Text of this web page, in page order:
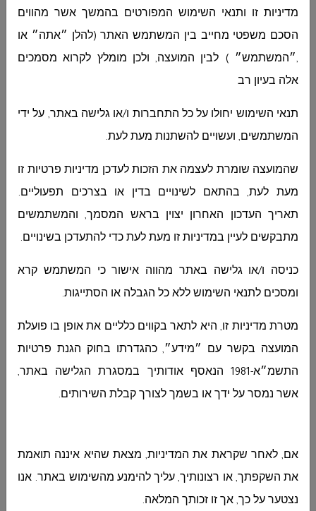
تقرير مالي للربع
الرابع لسنة 2023
اضغطوا هنا اضغطوا هنا
עדכון תקציב
סופי 2023
اضغطوا هنا اضغطوا هنا
עדכון תקציב
מס 1-2023
اضغطوا هنا اضغطوا هنا
דוח רבעוני 3
לשנת 2023
اضغطوا هنا اضغطوا هنا
דוח רבעוני 4
לשנת 2022
اضغطوا هنا اضغطوا هنا
דוח רבעוני 2
לשנת 2023
اضغطوا هنا اضغطوا هنا
דוח רבעוני 1
לשנת 2023
اضغطوا هنا اضغطوا هنا
דוח חשב חודשי
מקורות
2024
اضغطوا هنا اضغطوا هنا
ריכוז תברים
רבעון 3 -2023
اضغطوا هنا اضغطوا هنا
מדיניות זו ותנאי השימוש המפורטים בהמשך אשר מהווים
הסכם משפטי מחייב בין המשתמש האתר (להלן ״אתה״ או
,״המשתמש״ ) לבין המועצה, ולכן מומלץ לקרוא מסמכים
אלה בעיון רב
תנאי השימוש יחולו על כל התחברות ו/או גלישה באתר, על ידי
המשתמשים, ועשויים להשתנות מעת לעת.
שהמועצה שומרת לעצמה את הזכות לעדכן מדיניות פרטיות זו
מעת לעת, בהתאם לשינויים בדין או בצרכים תפעוליים.
תאריך העדכון האחרון יצוין בראש המסמך, והמשתמשים
מתבקשים לעיין במדיניות זו מעת לעת כדי להתעדכן בשינויים.
כניסה ו/או גלישה באתר מהווה אישור כי המשתמש קרא
ומסכים לתנאי השימוש ללא כל הגבלה או הסתייגות.
מטרת מדיניות זו, היא לתאר בקווים כלליים את אופן בו פועלת
המועצה בקשר עם ״מידע״, כהגדרתו בחוק הגנת פרטיות
התשמ״א-1981 הנאסף אודותיך במסגרת הגלישה באתר,
אשר נמסר על ידך או בשמך לצורך קבלת השירותים.
אם, לאחר שקראת את המדיניות, מצאת שהיא איננה תואמת
את השקפתך, או רצונותיך, עליך להימנע מהשימוש באתר. אנו
נצטער על כך, אך זו זכותך המלאה.